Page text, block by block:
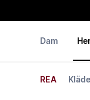
Dam
REA